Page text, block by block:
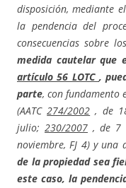
disposición, mediante
la pendencia del
consecuencias sobre
medida cautelar que
artículo 56 LOTC ,
parte, con fundamento
(AATC274/2002 , de
julio; 230/2007 , de 7
noviembre, FJ 4) y una
de la propiedad sea
este caso, la